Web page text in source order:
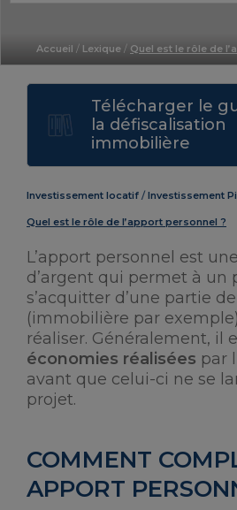
Accueil / Lexique / Quel est le rôle de
Investissement locatif Investissement
Quel est le rôle de l’apport personnel ?
L’apport personnel est
d’argent qui permet à un
s’acquitter d’une partie de
(immobilière par
réaliser. Généralement, il
économies réalisées par
avant que celui-ci ne se
projet.
COMMENT
APPORT
Télécharger le
la défiscalisation
immobilière